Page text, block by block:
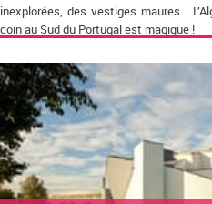
inexplorées, des vestiges maures…
coin au Sud du Portugal est magique !